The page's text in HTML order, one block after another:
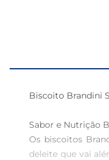
Biscoito Brandini
Sabor e Nutrição
Os biscoitos
deleite que vai